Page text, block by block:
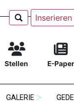
Inserieren
Stellen E-Paper
GALERIE